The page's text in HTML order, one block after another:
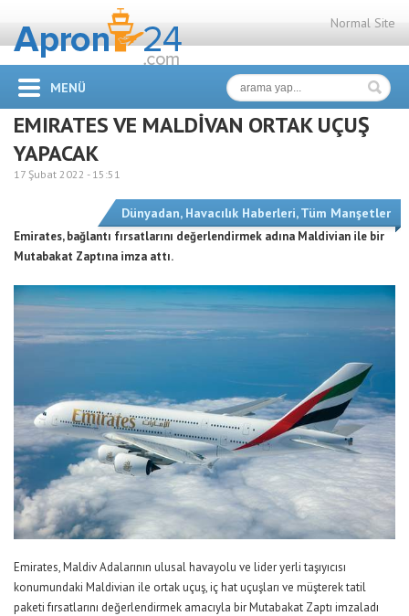
Normal Site
MENÜ
EMIRATES VE MALDİVAN ORTAK UÇUŞ
YAPACAK
17 Şubat 2022 - 15:51
Dünyadan, Havacılık Haberleri,Tüm Manşetler
Emirates, bağlantı fırsatlarını değerlendirmek adına Maldivian ile bir
Mutabakat Zaptına imza attı.
Emirates, Maldiv Adalarının ulusal havayolu ve lider yerli taşıyıcısı
konumundaki Maldivian ile ortak uçuş, iç hat uçuşları ve müşterek tatil
paketi fırsatlarını değerlendirmek amacıyla bir Mutabakat Zaptı imzaladı